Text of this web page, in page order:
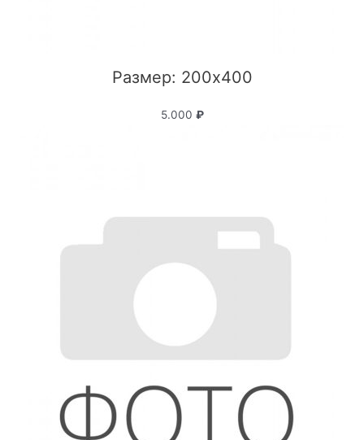
Размер: 200x400
5.000 ₽